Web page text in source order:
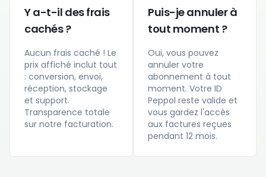
Y a-t-il des frais
cachés ?
Aucun frais caché ! Le
prix affiché inclut tout
: conversion, envoi,
réception, stockage
et support.
Transparence totale
sur notre facturation.
Puis-je annuler à
tout moment ?
Oui, vous pouvez
annuler votre
abonnement à tout
moment. Votre ID
Peppol reste valide et
vous gardez l'accès
aux factures reçues
pendant 12 mois.